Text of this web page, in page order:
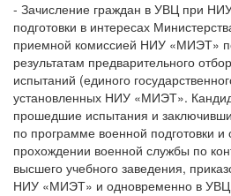
- Зачисление граждан в УВЦ при
подготовки в интересах
приемной комиссией НИУ «МИЭТ»
результатам предварительного
испытаний (единого
установленных НИУ «МИЭТ».
прошедшие испытания и
по программе военной подготовки
прохождении военной службы по
высшего учебного заведения,
НИУ «МИЭТ» и одновременно в